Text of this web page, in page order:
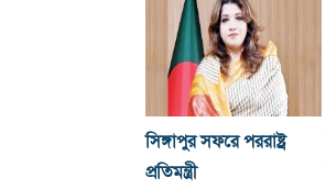
সিঙ্গাপুর সফরে পররাষ্ট্র
প্রতিমন্ত্রী